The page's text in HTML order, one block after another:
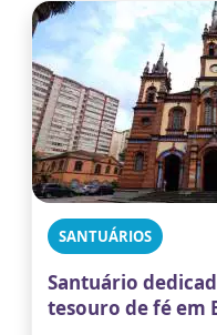
SANTUÁRIOS
Santuário
tesouro de fé em